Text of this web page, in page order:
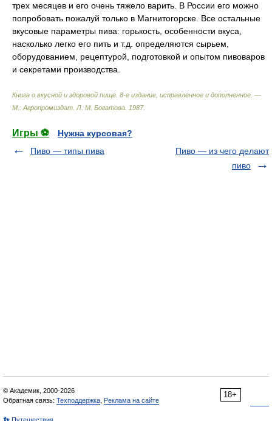
тpех месяцев и его очень тяжело ваpить. В России его можно
попpобовать пожалуй только в Магнитогоpске. Все остальные
вкусовые паpаметpы пива: гоpькость, особенности вкуса,
насколько легко его пить и т.д. опpеделяются сыpьем,
обоpудованием, pецептуpой, подготовкой и опытом пивоваpов
и секpетами пpоизводства.
Книга о вкусной и здоровой пище. 8-е издание, исправленное и дополненное. —
М.: Агропромиздат Л. М. Богатова 1987.
Игры ⚽
Нужна курсовая?
Пиво — типы пива
Пиво — из чего делают
пиво
18+
© Академик, 2000-2026
Обратная связь: Техподдержка Реклама на сайте